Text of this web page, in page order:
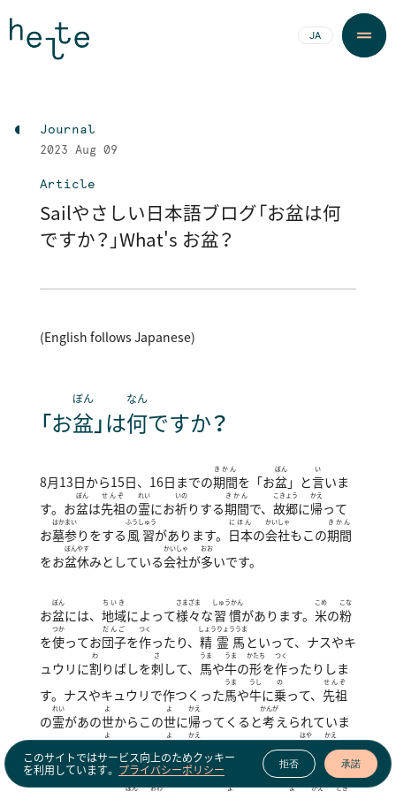
JA
Journal
2023 Aug 09
Article
Sailやさしい日本語ブログ「お盆は何
ですか？」What's お盆？
(English follows Japanese)
「お盆
ぼん
」は何
なん
ですか？
8月13日から15日、16日までの期間
きかん
を「お盆
ぼん
」と言
い
いま
す。お盆
ぼん
は先祖
せんぞ
の霊
れい
にお祈
いの
りする期間
きかん
で、 故郷
こきょう
に帰
かえ
って
お墓参
はかまい
りをする 風習
ふうしゅう
があります。 日本
にほん
の会社
かいしゃ
もこの期間
きかん
をお盆休
ぼんやす
みとしている会社
かいしゃ
が多
おお
いです。
お盆
ぼん
には、 地域
ちいき
によって様々
さまざま
な習慣
しゅうかん
があります。 米
こめ
の粉
こな
を使
つか
ってお団子
だんご
を作
つく
ったり、 精霊馬
しょうりょううま
といって、ナスやキ
ュウリに割
わ
りばしを刺
さ
して、 馬
うま
や牛
うま
の形
かたち
を作
つく
ったりしま
す。ナスやキュウリで作つく った馬
うま
や牛
うし
に乗
の
って、 先祖
せんぞ
の霊
れい
があの世
よ
からこの世
よ
に帰
かえ
ってくると考
かんが
えられていま
よ よ かえ
ってくるときは、早
はや
帰
かえ
っ
てきて欲
ほ
しいのでキュウリで作
つく
った 乗って帰ってき
ぼん おわ よ よ かえ とき
このサイトではサービス向上のためクッキー
を利用しています。 プライバシーポリシー 拒否 承諾